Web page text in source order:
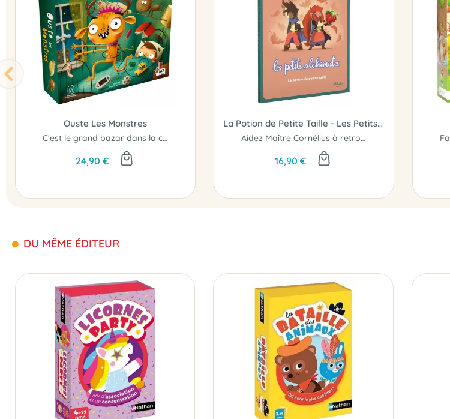
Ouste Les Monstres
C'est le grand bazar dans la chambre où les montres se cachent derrière les objets...
24,90 €
La Potion de Petite Taille - Les Petits Alchimistes
Aidez Maître Cornélius à retrouver son ami lutin !
16,90 €
DU MÊME ÉDITEUR